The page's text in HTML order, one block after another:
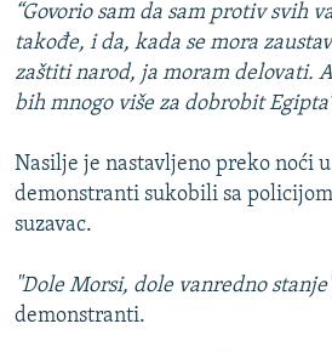
“Govorio sam da sam protiv svih
takođe, i da, kada se mora
zaštiti narod, ja moram delovati.
bih mnogo više za dobrobit
Nasilje je nastavljeno preko noći
demonstranti sukobili sa
suzavac.
"Dole Morsi, dole vanredno
demonstranti.